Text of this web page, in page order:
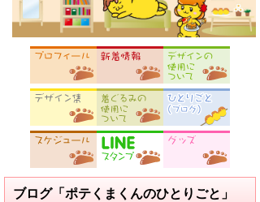
ブログ「ポテくまくんのひとりごと」